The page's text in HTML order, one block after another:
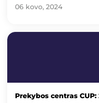
06 kovo, 2024
Prekybos centras